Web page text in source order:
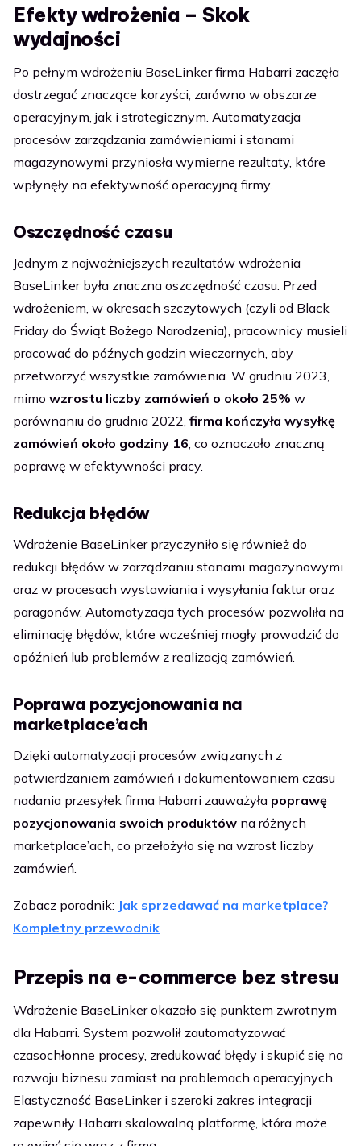
Efekty wdrożenia – Skok
wydajności
Po pełnym wdrożeniu BaseLinker firma Habarri zaczęła
dostrzegać znaczące korzyści, zarówno w obszarze
operacyjnym, jak i strategicznym. Automatyzacja
procesów zarządzania zamówieniami i stanami
magazynowymi przyniosła wymierne rezultaty, które
wpłynęły na efektywność operacyjną firmy.
Oszczędność czasu
Jednym z najważniejszych rezultatów wdrożenia
BaseLinker była znaczna oszczędność czasu. Przed
wdrożeniem, w okresach szczytowych (czyli od Black
Friday do Świąt Bożego Narodzenia), pracownicy musieli
pracować do późnych godzin wieczornych, aby
przetworzyć wszystkie zamówienia. W grudniu 2023,
mimo wzrostu liczby zamówień o około 25% w
porównaniu do grudnia 2022, firma kończyła wysyłkę
zamówień około godziny 16 , co oznaczało znaczną
poprawę w efektywności pracy.
Redukcja błędów
Wdrożenie BaseLinker przyczyniło się również do
redukcji błędów w zarządzaniu stanami magazynowymi
oraz w procesach wystawiania i wysyłania faktur oraz
paragonów. Automatyzacja tych procesów pozwoliła na
eliminację błędów, które wcześniej mogły prowadzić do
opóźnień lub problemów z realizacją zamówień.
Poprawa pozycjonowania na
marketplace’ach
Dzięki automatyzacji procesów związanych z
potwierdzaniem zamówień i dokumentowaniem czasu
nadania przesyłek firma Habarri zauważyła poprawę
pozycjonowania swoich produktów na różnych
marketplace’ach, co przełożyło się na wzrost liczby
zamówień.
Zobacz poradnik: Jak sprzedawać na marketplace?
Kompletny przewodnik
Przepis na e-commerce bez stresu
Wdrożenie BaseLinker okazało się punktem zwrotnym
dla Habarri. System pozwolił zautomatyzować
czasochłonne procesy, zredukować błędy i skupić się na
rozwoju biznesu zamiast na problemach operacyjnych.
Elastyczność BaseLinker i szeroki zakres integracji
zapewniły Habarri skalowalną platformę, która może